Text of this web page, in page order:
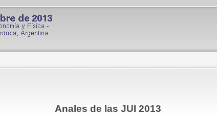
Anales de las JUI 2013